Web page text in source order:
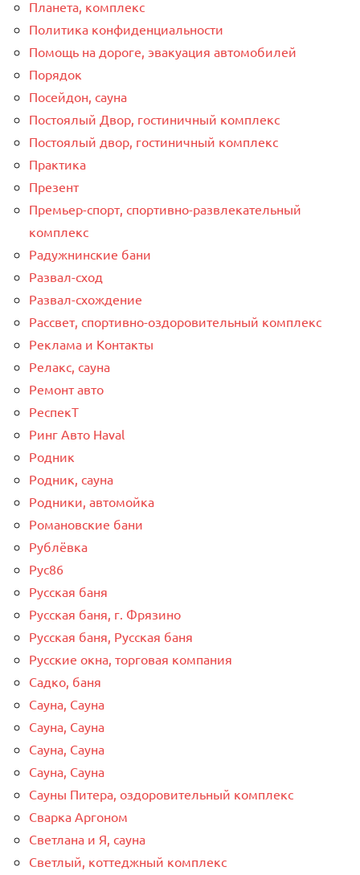
Планета, комплекс
Политика конфиденциальности
Помощь на дороге, эвакуация автомобилей
Порядок
Посейдон, сауна
Постоялый Двор, гостиничный комплекс
Постоялый двор, гостиничный комплекс
Практика
Презент
Премьер-спорт, спортивно-развлекательный
комплекс
Радужнинские бани
Развал-сход
Развал-схождение
Рассвет, спортивно-оздоровительный комплекс
Реклама и Контакты
Релакс, сауна
Ремонт авто
РеспекТ
Ринг Авто Haval
Родник
Родник, сауна
Родники, автомойка
Романовские бани
Рублёвка
Рус86
Русская баня
Русская баня, г. Фрязино
Русская баня, Русская баня
Русские окна, торговая компания
Садко, баня
Сауна, Сауна
Сауна, Сауна
Сауна, Сауна
Сауна, Сауна
Сауны Питера, оздоровительный комплекс
Сварка Аргоном
Светлана и Я, сауна
Светлый, коттеджный комплекс